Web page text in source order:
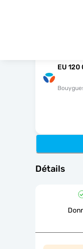
EU
Détails